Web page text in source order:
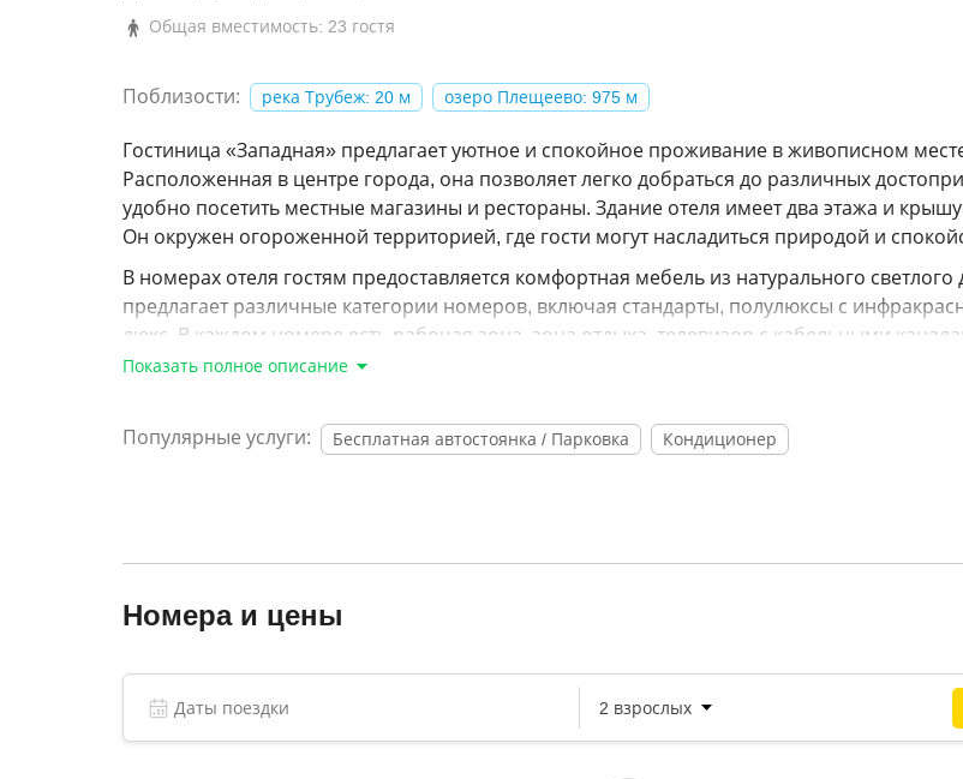
Общая вместимость: 23 гостя
Поблизости: река Трубеж: 20 м озеро Плещеево: 975 м
Гостиница «Западная» предлагает уютное и спокойное проживание в живописном
Расположенная в центре города, она позволяет легко добраться до различных
удобно посетить местные магазины и рестораны. Здание отеля имеет два этажа и
Он окружен огороженной территорией, где гости могут насладиться природой и
В номерах отеля гостям предоставляется комфортная мебель из натурального светлого
предлагает различные категории номеров, включая стандарты, полулюксы с
люкс. В каждом номере есть рабочая зона, зона отдыха, телевизор с кабельными
языках и гардероб с раздвижной дверью. Кровати оснащены ортопедическими
удобства гостей предоставляется услуга по организации экскурсий с местным гидом. В
Показать полное описание
Популярные услуги: Бесплатная автостоянка / Парковка Кондиционер
Номера и цены